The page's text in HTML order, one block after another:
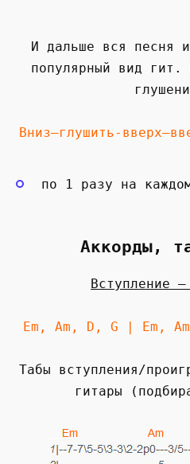
И дальше вся песня
популярный вид
Вниз—глушить-
по 1 разу на
Аккорды,
Вступление
Em, Am, D, G | Em,
Табы вступления/
гитары